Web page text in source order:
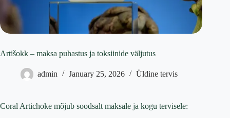
Artišokk – maksa puhastus ja toksiinide väljutus
admin January 25, 2026 Üldine tervis
Coral Artichoke mõjub soodsalt maksale ja kogu tervisele: